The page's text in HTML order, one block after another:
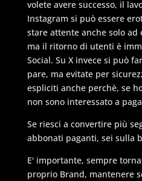
volete avere successo, il
Instagram si può essere
stare attente anche solo ad
ma il ritorno di utenti è
Social. Su X invece si può
pare, ma evitate per
espliciti anche perchè, se
non sono interessato a
Se riesci a convertire più
abbonati paganti, sei sulla
E' importante, sempre
proprio Brand, mantenere